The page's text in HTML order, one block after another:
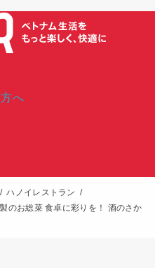
へ
ハノイレストラン
のお総菜 食卓に彩りを！ 酒のさか